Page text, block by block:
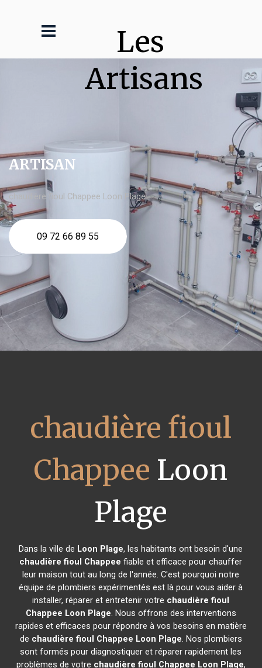
Les
Artisans
ARTISAN
chaudière fioul Chappee Loon Plage
09 72 66 89 55
chaudière fioul
Chappee Loon
Plage
Dans la ville de Loon Plage, les habitants ont besoin d'une
chaudière fioul Chappee fiable et efficace pour chauffer
leur maison tout au long de l'année. C'est pourquoi notre
équipe de plombiers expérimentés est là pour vous aider à
installer, réparer et entretenir votre chaudière fioul
Chappee Loon Plage. Nous offrons des interventions
rapides et efficaces pour répondre à vos besoins en matière
de chaudière fioul Chappee Loon Plage. Nos plombiers
sont formés pour diagnostiquer et réparer rapidement les
problèmes de votre chaudière fioul Chappee Loon Plage,